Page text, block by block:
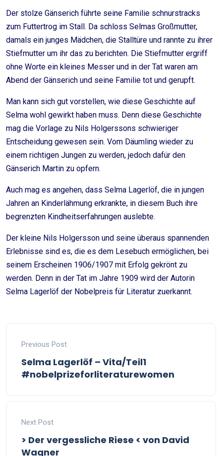
Der stolze Gänserich führte seine Familie schnurstracks
zum Futtertrog im Stall. Da schloss Selmas Großmutter,
damals ein junges Mädchen, die Stalltüre und rannte zu ihrer
Stiefmutter um ihr das zu berichten. Die Stiefmutter ergriff
ohne Worte ein kleines Messer und in der Tat waren am
Abend der Gänserich und seine Familie tot und gerupft.
Man kann sich gut vorstellen, wie diese Geschichte auf
Selma wohl gewirkt haben muss. Denn diese Geschichte
mag die Vorlage zu Nils Holgerssons schwieriger
Entscheidung gewesen sein. Vom Däumling wieder zu
einem richtigen Jungen zu werden, jedoch dafür den
Gänserich Martin zu opfern.
Auch mag es angehen, dass Selma Lagerlöf, die in jungen
Jahren an Kinderlähmung erkrankte, in diesem Buch ihre
begrenzten Kindheitserfahrungen auslebte.
Der kleine Nils Holgersson und seine überaus spannenden
Erlebnisse sind es, die es dem Lesebuch ermöglichen, bei
seinem Erscheinen 1906/1907 mit Erfolg gekrönt zu
werden. Denn in der Tat im Jahre 1909 wird der Autorin
Selma Lagerlöf der Nobelpreis für Literatur zuerkannt.
Previous Post
Selma Lagerlöf – Vita/Teil1
#nobelprizeforliteraturewomen
Next Post
> Der vergessliche Riese < von David
Wagner